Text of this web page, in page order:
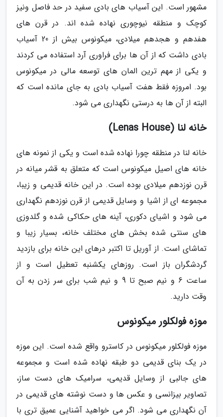
مشهور است. این آسیاب های بادی سفید در حد فاصل ونیز
کوچک و منطقه نیوچوری نهاده شده اند. در قرن های
هفدهم و هجدهم میلادی، میکونوس بیش از 20 آسیاب
بادی داشت که از آن ها برای فراوری آرد استفاده می کردند
و یکی از مهم ترین المان های توسعه مالی در میکونوس
بود. امروزه فقط هفت آسیاب بادی به جای مانده است که
البته از آن ها به درستی نگهداری می شود.
خانه لنا (Lenas House)
خانه لنا در منطقه چورا نهاده شده است و یکی از نمونه های
خانه های اصیل میکونوس است که متعلق به قشر میانه در
قرن نوزدهم میلادی بوده است. در این خانه قدیمی و زیبا،
مجموعه ای از اشیا و وسایل قدیمی از قرن نوزدهم نگهداری
می شود و اشیای دکوری، آینه های حکاکی شده و گلدوزی
های سنتی شده بخش های مختلف خانه، بسیار زیبا و
تماشای است. از آوریل تا اکتبر درهای این خانه برای بازدید
گردشگران باز است. روزهای یکشنبه تعطیل است و از
ساعت 6 و نیم صبح تا 9 و نیم شب برای سر زدن به آن
وقت دارید.
موزه فولکلور میکونوس
موزه فولکلور میکونوس در کاسترو واقع شده است. این موزه
در یک بنای قدیمی دو طبقه نهاده شده است و مجموعه
های جالبی از وسایل قدیمی، سرامیک های دست ساز،
تصاویر بیزانسی و عکس ها و دست نوشته های قدیمی در
آن نگهداری می شود. اگر می خواهید آشنایی عمیق تری با